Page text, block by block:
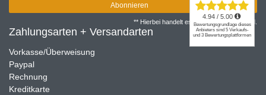
Abonnieren
** Hierbei handelt es sich um ein Pflichtfeld.
Zahlungsarten + Versandarten
Vorkasse/Überweisung
Paypal
Rechnung
Kreditkarte